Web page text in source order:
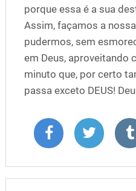
porque essa é a sua
Assim, façamos a
pudermos, sem
em Deus, aproveitando
minuto que, por certo
passa exceto DEUS!